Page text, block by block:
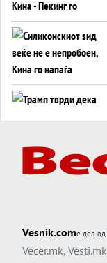
Vesnik.comе дел од
Vecer.mk, Vesti.mk